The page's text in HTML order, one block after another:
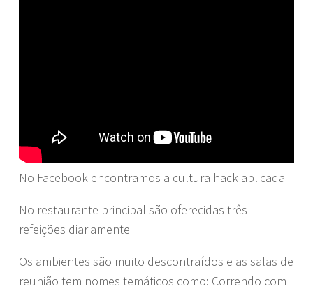
No Facebook encontramos a cultura hack aplicada
No restaurante principal são oferecidas três
refeições diariamente
Os ambientes são muito descontraídos e as salas de
reunião tem nomes temáticos como: Correndo com